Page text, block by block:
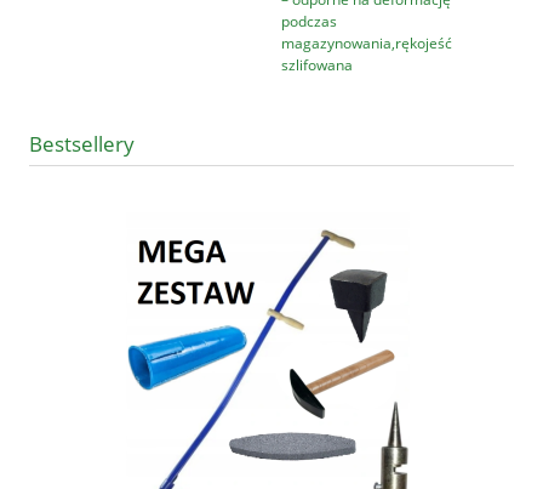
podczas
magazynowania,rękojeść
szlifowana
Bestsellery